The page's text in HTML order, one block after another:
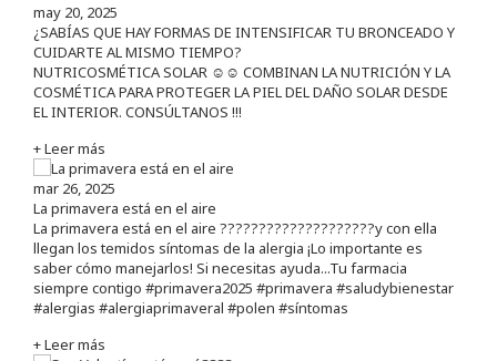
may 20, 2025
¿SABÍAS QUE HAY FORMAS DE INTENSIFICAR TU BRONCEADO Y
CUIDARTE AL MISMO TIEMPO?
NUTRICOSMÉTICA SOLAR ☺️☺️ COMBINAN LA NUTRICIÓN Y LA
COSMÉTICA PARA PROTEGER LA PIEL DEL DAÑO SOLAR DESDE
EL INTERIOR. CONSÚLTANOS !!!
+ Leer más
mar 26, 2025
La primavera está en el aire
La primavera está en el aire ????????????????????y con ella
llegan los temidos síntomas de la alergia ¡Lo importante es
saber cómo manejarlos! Si necesitas ayuda...Tu farmacia
siempre contigo #primavera2025 #primavera #saludybienestar
#alergias #alergiaprimaveral #polen #síntomas
+ Leer más